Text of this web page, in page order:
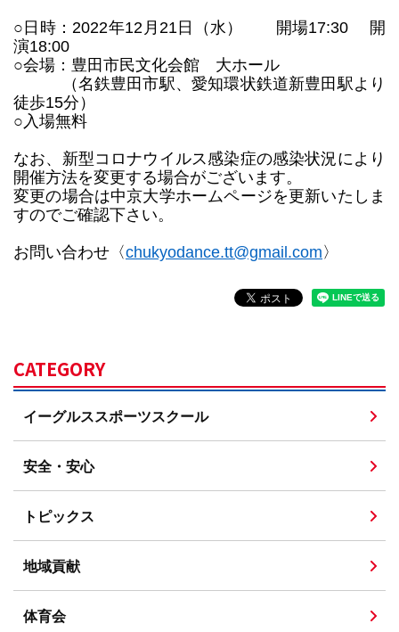
○ 日時：2022年12月21日（水） 開場17:30
開
演18:00
○会場：豊田市民文化会館 大ホール
（名鉄豊田市駅、愛知環状鉄道新豊田駅より
徒歩15分）
○入場無料
なお、新型コロナウイルス感染症の感染状況により
開催方法を変更する場合がございます。
変更の場合は中京大学ホームページを更新いたしま
すのでご確認下さい。
お問い合わせ 〈chukyodance.tt@gmail.com 〉
CATEGORY
イーグルススポーツスクール
安全・安心
トピックス
地域貢献
体育会